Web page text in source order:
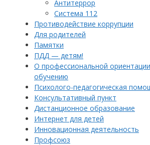
Антитеррор
Система 112
Противодействие коррупции
Для родителей
Памятки
ПДД — детям!
О профессиональной
обучению
Психолого-педагогическая
Консультативный пункт
Дистанционное образование
Интернет для детей
Инновационная деятельность
Профсоюз